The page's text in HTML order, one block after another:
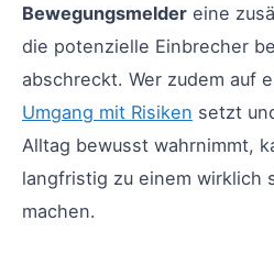
Bewegungsmelder eine
die potenzielle Einbrecher
abschreckt. Wer zudem auf
Umgang mit Risiken setzt
Alltag bewusst wahrnimmt,
langfristig zu einem wirklich
machen.